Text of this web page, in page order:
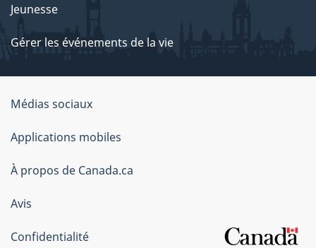
Jeunesse
Gérer les événements de la vie
Organisation
du
gouvernement
du
Canada
Médias sociaux
Applications mobiles
À propos de Canada.ca
Avis
Confidentialité